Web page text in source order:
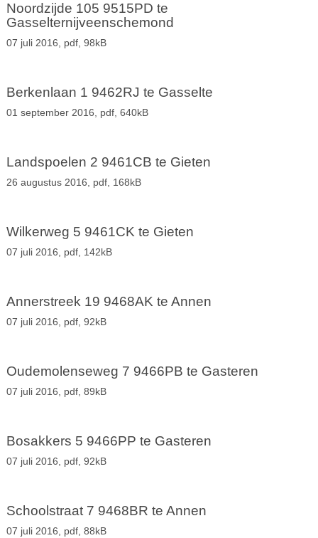
Noordzijde 105 9515PD te
Gasselternijveenschemond
07 juli 2016, pdf, 98kB
Berkenlaan 1 9462RJ te Gasselte
01 september 2016, pdf, 640kB
Landspoelen 2 9461CB te Gieten
26 augustus 2016, pdf, 168kB
Wilkerweg 5 9461CK te Gieten
07 juli 2016, pdf, 142kB
Annerstreek 19 9468AK te Annen
07 juli 2016, pdf, 92kB
Oudemolenseweg 7 9466PB te Gasteren
07 juli 2016, pdf, 89kB
Bosakkers 5 9466PP te Gasteren
07 juli 2016, pdf, 92kB
Schoolstraat 7 9468BR te Annen
07 juli 2016, pdf, 88kB